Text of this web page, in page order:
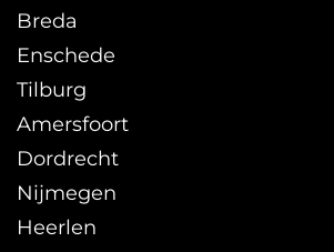
Breda
Enschede
Tilburg
Amersfoort
Dordrecht
Nijmegen
Heerlen